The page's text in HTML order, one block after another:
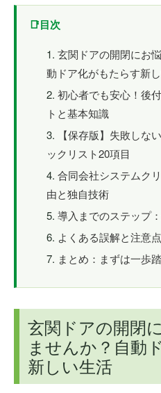
目次
玄関ドアの開閉にお
動ドア化がもたらす新
初心者でも安心！後
トと基本知識
【保存版】失敗しな
ックリスト20項目
合同会社システムク
由と独自技術
導入までのステップ
よくある誤解と注意点
まとめ：まずは一歩
玄関ドアの開閉
ませんか？自動
新しい生活